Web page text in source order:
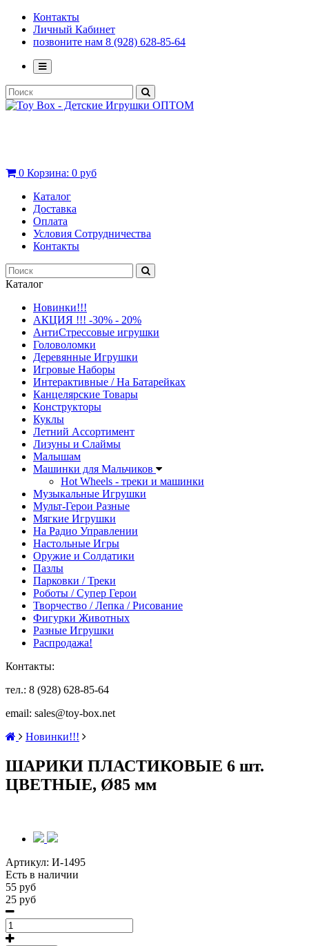
Контакты
Личный Кабинет
позвоните нам 8 (928) 628-85-64
0 Корзина: 0 руб
Каталог
Доставка
Оплата
Условия Сотрудничества
Контакты
Каталог
Новинки!!!
АКЦИЯ !!! -30% - 20%
АнтиСтрессовые игрушки
Головоломки
Деревянные Игрушки
Игровые Наборы
Интерактивные / На Батарейках
Канцелярские Товары
Конструкторы
Куклы
Летний Ассортимент
Лизуны и Слаймы
Малышам
Машинки для Мальчиков
Hot Wheels - треки и машинки
Музыкальные Игрушки
Мульт-Герои Разные
Мягкие Игрушки
На Радио Управлении
Настольные Игры
Оружие и Солдатики
Пазлы
Парковки / Треки
Роботы / Супер Герои
Творчество / Лепка / Рисование
Фигурки Животных
Разные Игрушки
Распродажа!
Контакты:
тел.: 8 (928) 628-85-64
email: sales@toy-box.net
Новинки!!!
ШАРИКИ ПЛАСТИКОВЫЕ 6 шт.
ЦВЕТНЫЕ, Ø85 мм
Артикул: И-1495
Есть в наличии
55 руб
25 руб